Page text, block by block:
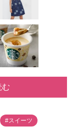
む
#スイーツ